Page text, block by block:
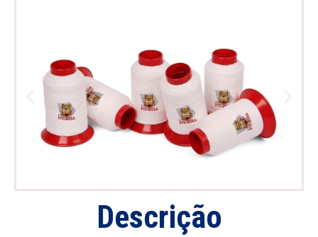
Descrição